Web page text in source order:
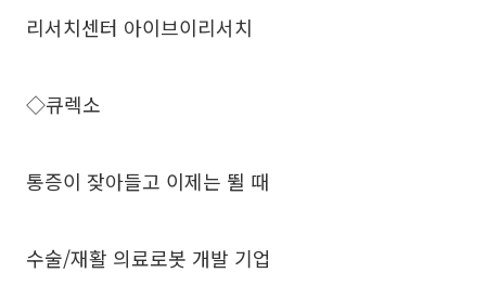
리서치센터 아이브이리서치
◇큐렉소
통증이 잦아들고 이제는 뛸 때
수술/재활 의료로봇 개발 기업